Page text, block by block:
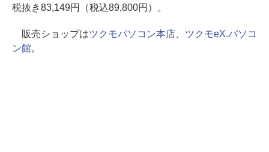
税抜き83,149円（税込89,800円）。
販売ショップはツクモパソコン本店、 ツクモeX.パソコ
ン館。